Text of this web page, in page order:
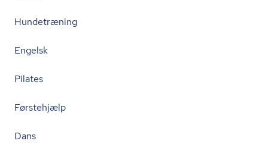
Hundetræning
Engelsk
Pilates
Førstehjælp
Dans